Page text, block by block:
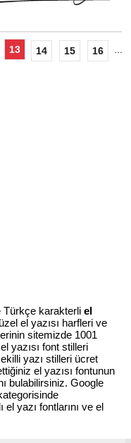
13 14 15 16
Türkçe karakterli el
el yazısı harfleri ve
sitemizde 1001
yazısı font stilleri
yazı stilleri ücret
el yazısı fontunun
bulabilirsiniz. Google
el yazı fontlarını ve el